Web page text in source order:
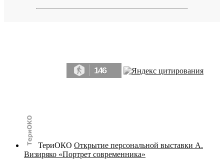
146
ТериОКО Открытие персональной выставки А.
Визиряко «Портрет современника»